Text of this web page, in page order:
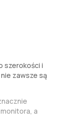
szerokości i
zawsze są
a